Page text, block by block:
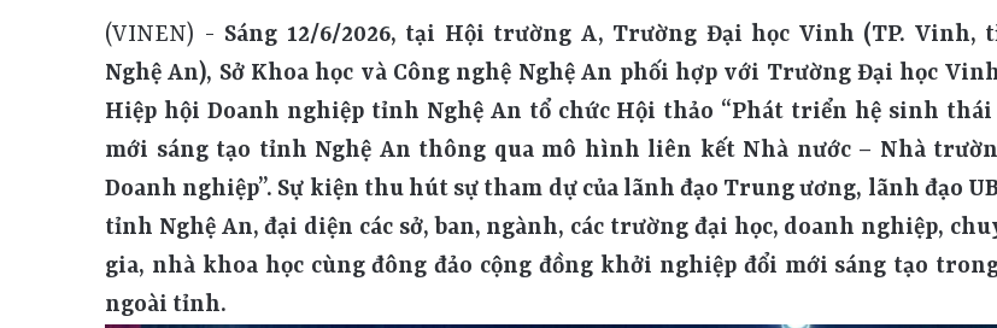
(VINEN) - Sáng 12/6/2026, tại Hội trường A, Trường Đại học Vinh (TP. Vinh, tỉnh Nghệ An), Sở Khoa học và Công nghệ Nghệ An phối hợp với Trường Đại học Vinh và Hiệp hội Doanh nghiệp tỉnh Nghệ An tổ chức Hội thảo “Phát triển hệ sinh thái đổi mới sáng tạo tỉnh Nghệ An thông qua mô hình liên kết Nhà nước – Nhà trường – Doanh nghiệp”. Sự kiện thu hút sự tham dự của lãnh đạo Trung ương, lãnh đạo UBND tỉnh Nghệ An, đại diện các sở, ban, ngành, các trường đại học, doanh nghiệp, chuyên gia, nhà khoa học cùng đông đảo cộng đồng